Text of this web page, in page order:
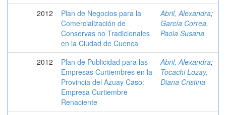
2012
Plan de Negocios para la
Comercialización de
Conservas no Tradicionales
en la Ciudad de Cuenca
Abril, Alexandra;
García Correa,
Paola Susana
2012
Plan de Publicidad para las
Empresas Curtiembres en la
Provincia del Azuay Caso:
Empresa Curtiembre
Renaciente
Abril, Alexandra;
Tocachi Lozay,
Diana Cristina